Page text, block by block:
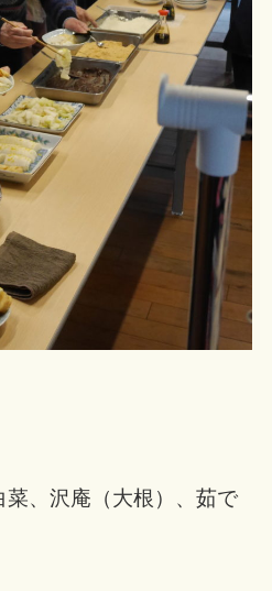
、沢庵（大根）、茹で